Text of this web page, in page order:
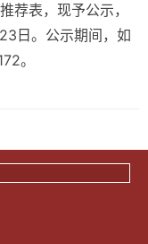
荐表，现予公示，
日。公示期间，如
。